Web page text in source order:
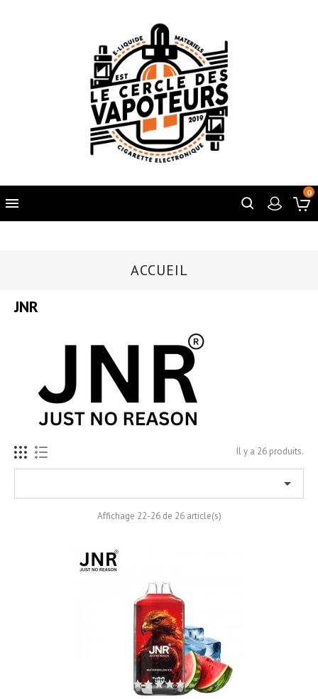

0
ACCUEIL
JNR
Il y a 26 produits.

Affichage 22-26 de 26 article(s)